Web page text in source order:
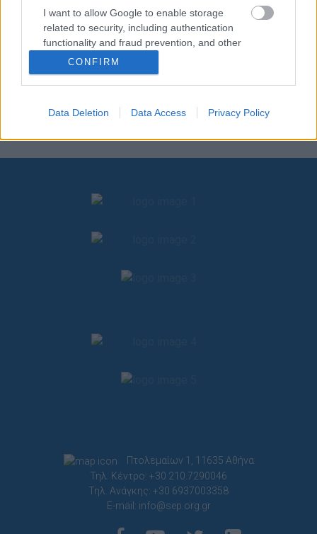
I want to allow Google to enable storage
related to security, including authentication
functionality and fraud prevention, and other
user protection.
CONFIRM
Data Deletion Data Access Privacy Policy
Έφορος Κλάδου Ανιχνευτών του Σώματος Προσκόπων
Κύπρου και η κ. Κλέμον Μπόλε, Έφορος του κλάδου
μεγάλων οδηγών, του Σώματος Ελληνικού Οδηγισμού, τα
ενήλικα στελέχη και μέλη του διοικητικού συμβουλίου του
Σώματος Ελλήνων Προσκόπων.
Πτολεμαίων 1, 11635 Αθήνα
Τηλ. Κέντρο: +30 210.7290046
Τηλ. Ανάγκης: +30 6937003358
E-mail: info@sep.org.gr